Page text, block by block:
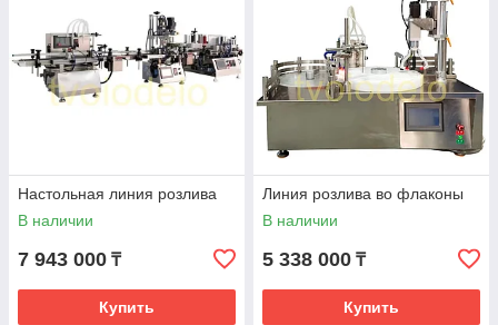
Настольная линия розлива
В наличии
7 943 000 ₸
Купить
Линия розлива во флаконы
В наличии
5 338 000 ₸
Купить